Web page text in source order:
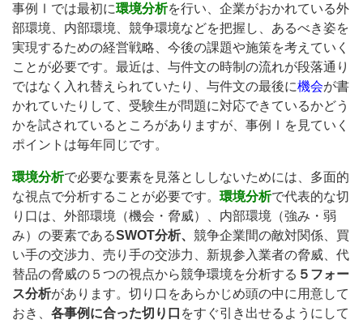
事例Ⅰでは最初に環境分析を行い、企業がおかれている外
部環境、内部環境、競争環境などを把握し、あるべき姿を
実現するための経営戦略、今後の課題や施策を考えていく
ことが必要です。最近は、与件文の時制の流れが段落通り
ではなく入れ替えられていたり、与件文の最後に機会が書
かれていたりして、受験生が問題に対応できているかどう
かを試されているところがありますが、事例Ⅰを見ていく
ポイントは毎年同じです。
環境分析で必要な要素を見落とししないためには、多面的
な視点で分析することが必要です。 環境分析で代表的な切
り口は、外部環境（機会・脅威）、内部環境（強み・弱
み）の要素であるSWOT分析、 競争企業間の敵対関係、買
い手の交渉力、売り手の交渉力、新規参入業者の脅威、代
替品の脅威の５つの視点から競争環境を分析する ５フォー
ス分析があります。切り口をあらかじめ頭の中に用意して
おき、 各事例に合った切り口 をすぐ引き出せるようにして